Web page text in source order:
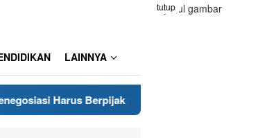
tutup
LAINNYA
pada Keberanian Hukum?